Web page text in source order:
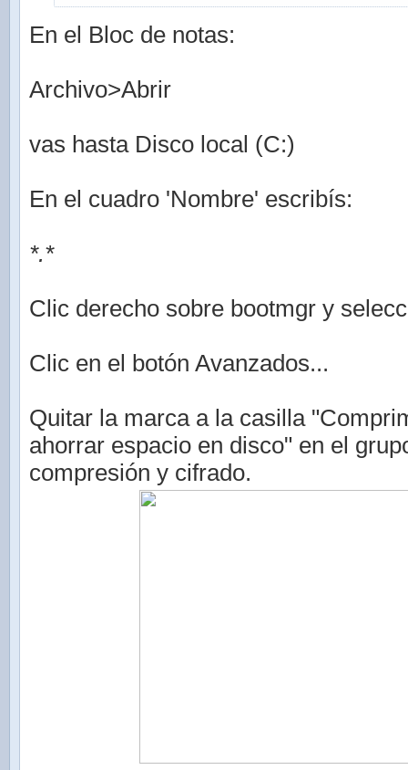
En el Bloc de notas:
Archivo>Abrir
vas hasta Disco local (C:)
En el cuadro 'Nombre' escribís:
*.*
Clic derecho sobre bootmgr y
Clic en el botón Avanzados...
Quitar la marca a la casilla
ahorrar espacio en disco" en el
compresión y cifrado.